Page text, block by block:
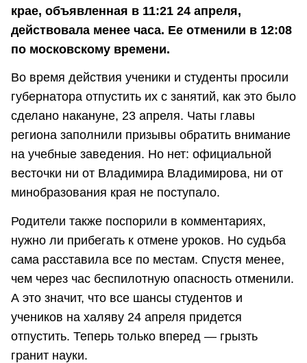
крае, объявленная в 11:21 24 апреля,
действовала менее часа. Ее отменили в 12:08
по московскому времени.
Во время действия ученики и студенты просили
губернатора отпустить их с занятий, как это было
сделано накануне, 23 апреля. Чаты главы
региона заполнили призывы обратить внимание
на учебные заведения. Но нет: официальной
весточки ни от Владимира Владимирова, ни от
минобразования края не поступало.
Родители также поспорили в комментариях,
нужно ли прибегать к отмене уроков. Но судьба
сама расставила все по местам. Спустя менее,
чем через час беспилотную опасность отменили.
А это значит, что все шансы студентов и
учеников на халяву 24 апреля придется
отпустить. Теперь только вперед — грызть
гранит науки.